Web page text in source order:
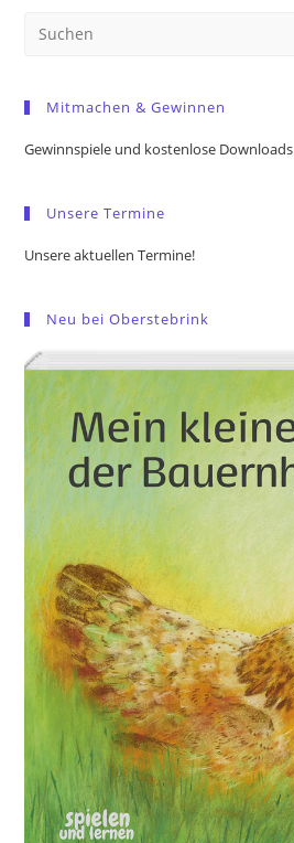
Mitmachen & Gewinnen
Gewinnspiele und kostenlose Downloads
Unsere Termine
Unsere aktuellen Termine!
Neu bei Oberstebrink